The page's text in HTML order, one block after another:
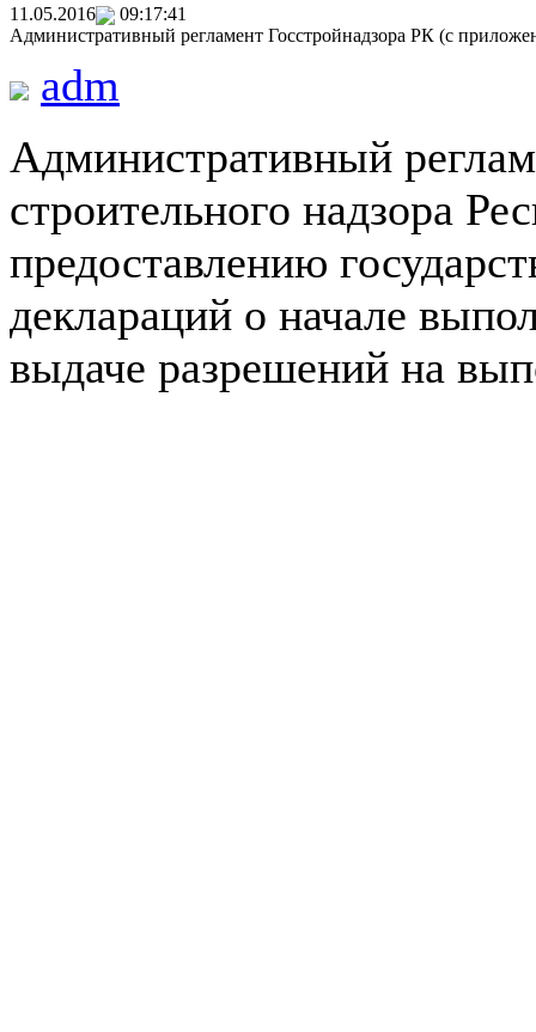
11.05.2016
09:17:41
Административный регламент Госстройнадзора РК (с
adm
Административный
строительного надзора
предоставлению
деклараций о начале
выдаче разрешений на